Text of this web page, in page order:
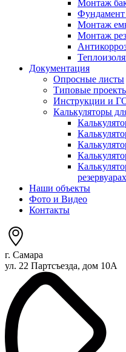
Монтаж
Фундамент
Монтаж
Монтаж
Документация
Опросные листы
Типовые
Инструкции и
Калькуляторы
резервуарах
Наши объекты
Фото и Видео
Контакты
г. Самара
ул. 22 Партсъезда, дом 10А